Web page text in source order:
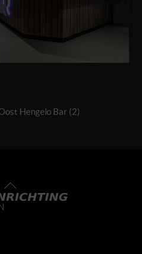
Hengelo Bar (2)
Back
To